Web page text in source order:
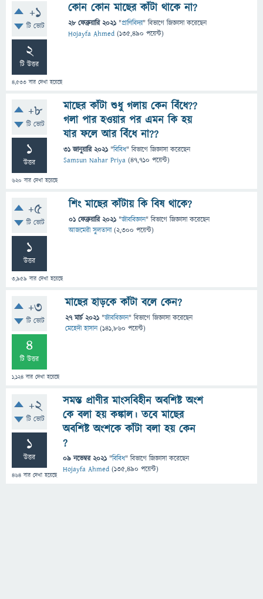
+1
টি ভোট
2
টি উত্তর
4,533 বার দেখা হয়েছে
কোন কোন মাছের কাঁটা থাকে না?
28 ফেব্রুয়ারি 2021 "প্রাণিবিদ্যা" বিভাগে জিজ্ঞাসাকরেছেন
Hojayfa Ahmed (135,490 পয়েন্ট)
+8
টি ভোট
1
উত্তর
620 বার দেখা হয়েছে
মাছের কাঁটা শুধু গলায় কেন বিঁধে??
গলা পার হওয়ার পর এমন কি হয়
যার ফলে আর বিঁধে না??
31 জানুয়ারি 2021 "বিবিধ" বিভাগে জিজ্ঞাসাকরেছেন
Samsun Nahar Priya (47,710 পয়েন্ট)
+5
টি ভোট
1
উত্তর
3,959 বার দেখা হয়েছে
শিং মাছের কাঁটায় কি বিষ থাকে?
01 ফেব্রুয়ারি 2021 "জীববিজ্ঞান" বিভাগে জিজ্ঞাসাকরেছেন
আজমেরী সুলতানা (2,300 পয়েন্ট)
+3
টি ভোট
4
টি উত্তর
1,124 বার দেখা হয়েছে
মাছের হাড়কে কাঁটা বলে কেন?
27 মার্চ 2021 "জীববিজ্ঞান" বিভাগে জিজ্ঞাসাকরেছেন
মেহেদী হাসান (141,860 পয়েন্ট)
+2
টি ভোট
1
উত্তর
464 বার দেখা হয়েছে
সমস্ত প্রাণীর মাংসবিহীন অবশিষ্ট অংশ
কে বলা হয় কঙ্কাল। তবে মাছের
অবশিষ্ট অংশকে কাঁটা বলা হয় কেন
?
09 নভেম্বর 2021 "বিবিধ" বিভাগে জিজ্ঞাসাকরেছেন
Hojayfa Ahmed (135,490 পয়েন্ট)